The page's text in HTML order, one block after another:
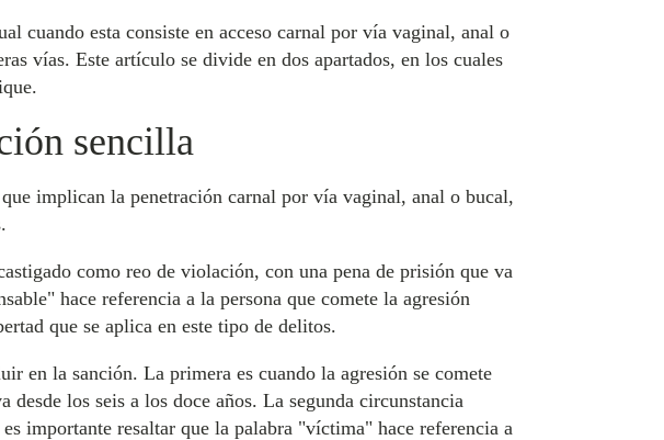
cuando esta consiste en acceso carnal por vía vaginal, anal o
vías. Este artículo se divide en dos apartados, en los cuales
sencilla
implican la penetración carnal por vía vaginal, anal o bucal,
como reo de violación, con una pena de prisión que va
hace referencia a la persona que comete la agresión
que se aplica en este tipo de delitos.
en la sanción. La primera es cuando la agresión se comete
los seis a los doce años. La segunda circunstancia
importante resaltar que la palabra "víctima" hace referencia a